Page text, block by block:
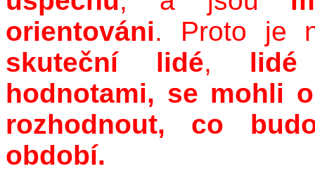
orientováni. Proto je
skuteční lidé,
hodnotami, se mohli
rozhodnout, co
období.